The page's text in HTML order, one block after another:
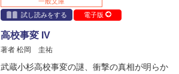
試し読みをする
電子版
高校事変 IV
著者 松岡 圭祐
武蔵小杉高校事変の謎、衝撃の真相が明らか